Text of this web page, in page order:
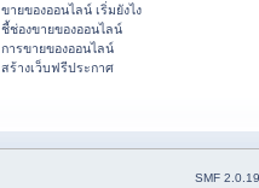
ขายของออนไลน์ เริ่มยังไง
ชี้ช่องขายของออนไลน์
การขายของออนไลน์
สร้างเว็บฟรีประกาศ
SMF 2.0.19